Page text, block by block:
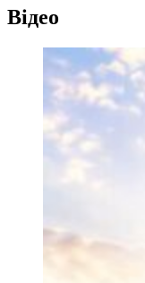
Відео